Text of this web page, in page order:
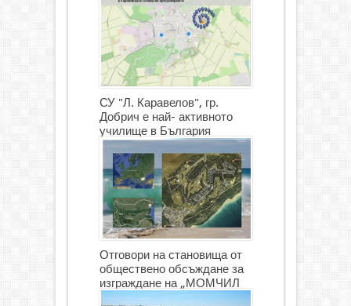
СУ "Л. Каравелов", гр.
Добрич е най- активното
училище в България
Отговори на становища от
обществено обсъждане за
изграждане на „МОМЧИЛ
ГОЛФ И ГОЛФ ИГРИЩЕ”